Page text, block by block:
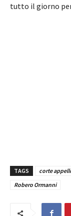
tutto il giorno
TAGS corte
Robero Ormanni